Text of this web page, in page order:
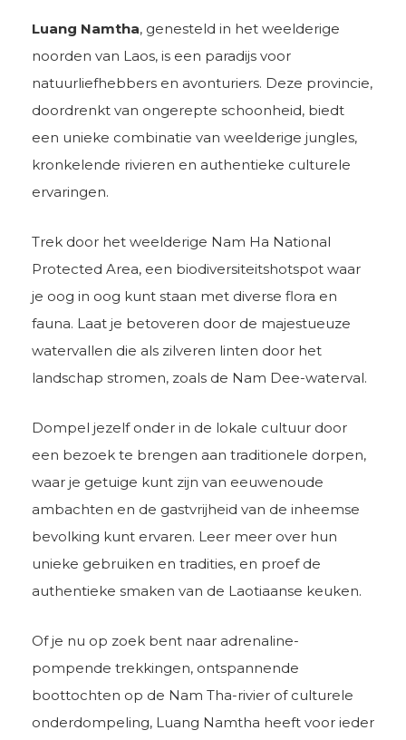
Luang Namtha, genesteld in het weelderige
noorden van Laos, is een paradijs voor
natuurliefhebbers en avonturiers. Deze provincie,
doordrenkt van ongerepte schoonheid, biedt
een unieke combinatie van weelderige jungles,
kronkelende rivieren en authentieke culturele
ervaringen.
Trek door het weelderige Nam Ha National
Protected Area, een biodiversiteitshotspot waar
je oog in oog kunt staan met diverse flora en
fauna. Laat je betoveren door de majestueuze
watervallen die als zilveren linten door het
landschap stromen, zoals de Nam Dee-waterval.
Dompel jezelf onder in de lokale cultuur door
een bezoek te brengen aan traditionele dorpen,
waar je getuige kunt zijn van eeuwenoude
ambachten en de gastvrijheid van de inheemse
bevolking kunt ervaren. Leer meer over hun
unieke gebruiken en tradities, en proef de
authentieke smaken van de Laotiaanse keuken.
Of je nu op zoek bent naar adrenaline-
pompende trekkingen, ontspannende
boottochten op de Nam Tha-rivier of culturele
onderdompeling, Luang Namtha heeft voor ieder